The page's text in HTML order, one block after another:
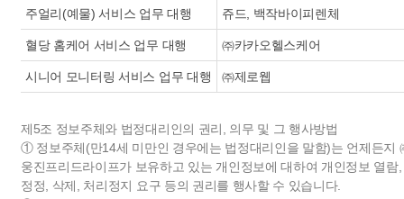
주얼리(예물) 서비스 업무 대행 쥬드, 백작바이피렌체
혈당 홈케어 서비스 업무 대행 ㈜카카오헬스케어
시니어 모니터링 서비스 업무 대행 ㈜제로웹
제5조 정보주체와 법정대리인의 권리, 의무 및 그 행사방법
① 정보주체(만14세 미만인 경우에는 법정대리인을 말함)는 언제든지
웅진프리드라이프가 보유하고 있는 개인정보에 대하여 개인정보 열람,
정정, 삭제, 처리정지 요구 등의 권리를 행사할 수 있습니다.